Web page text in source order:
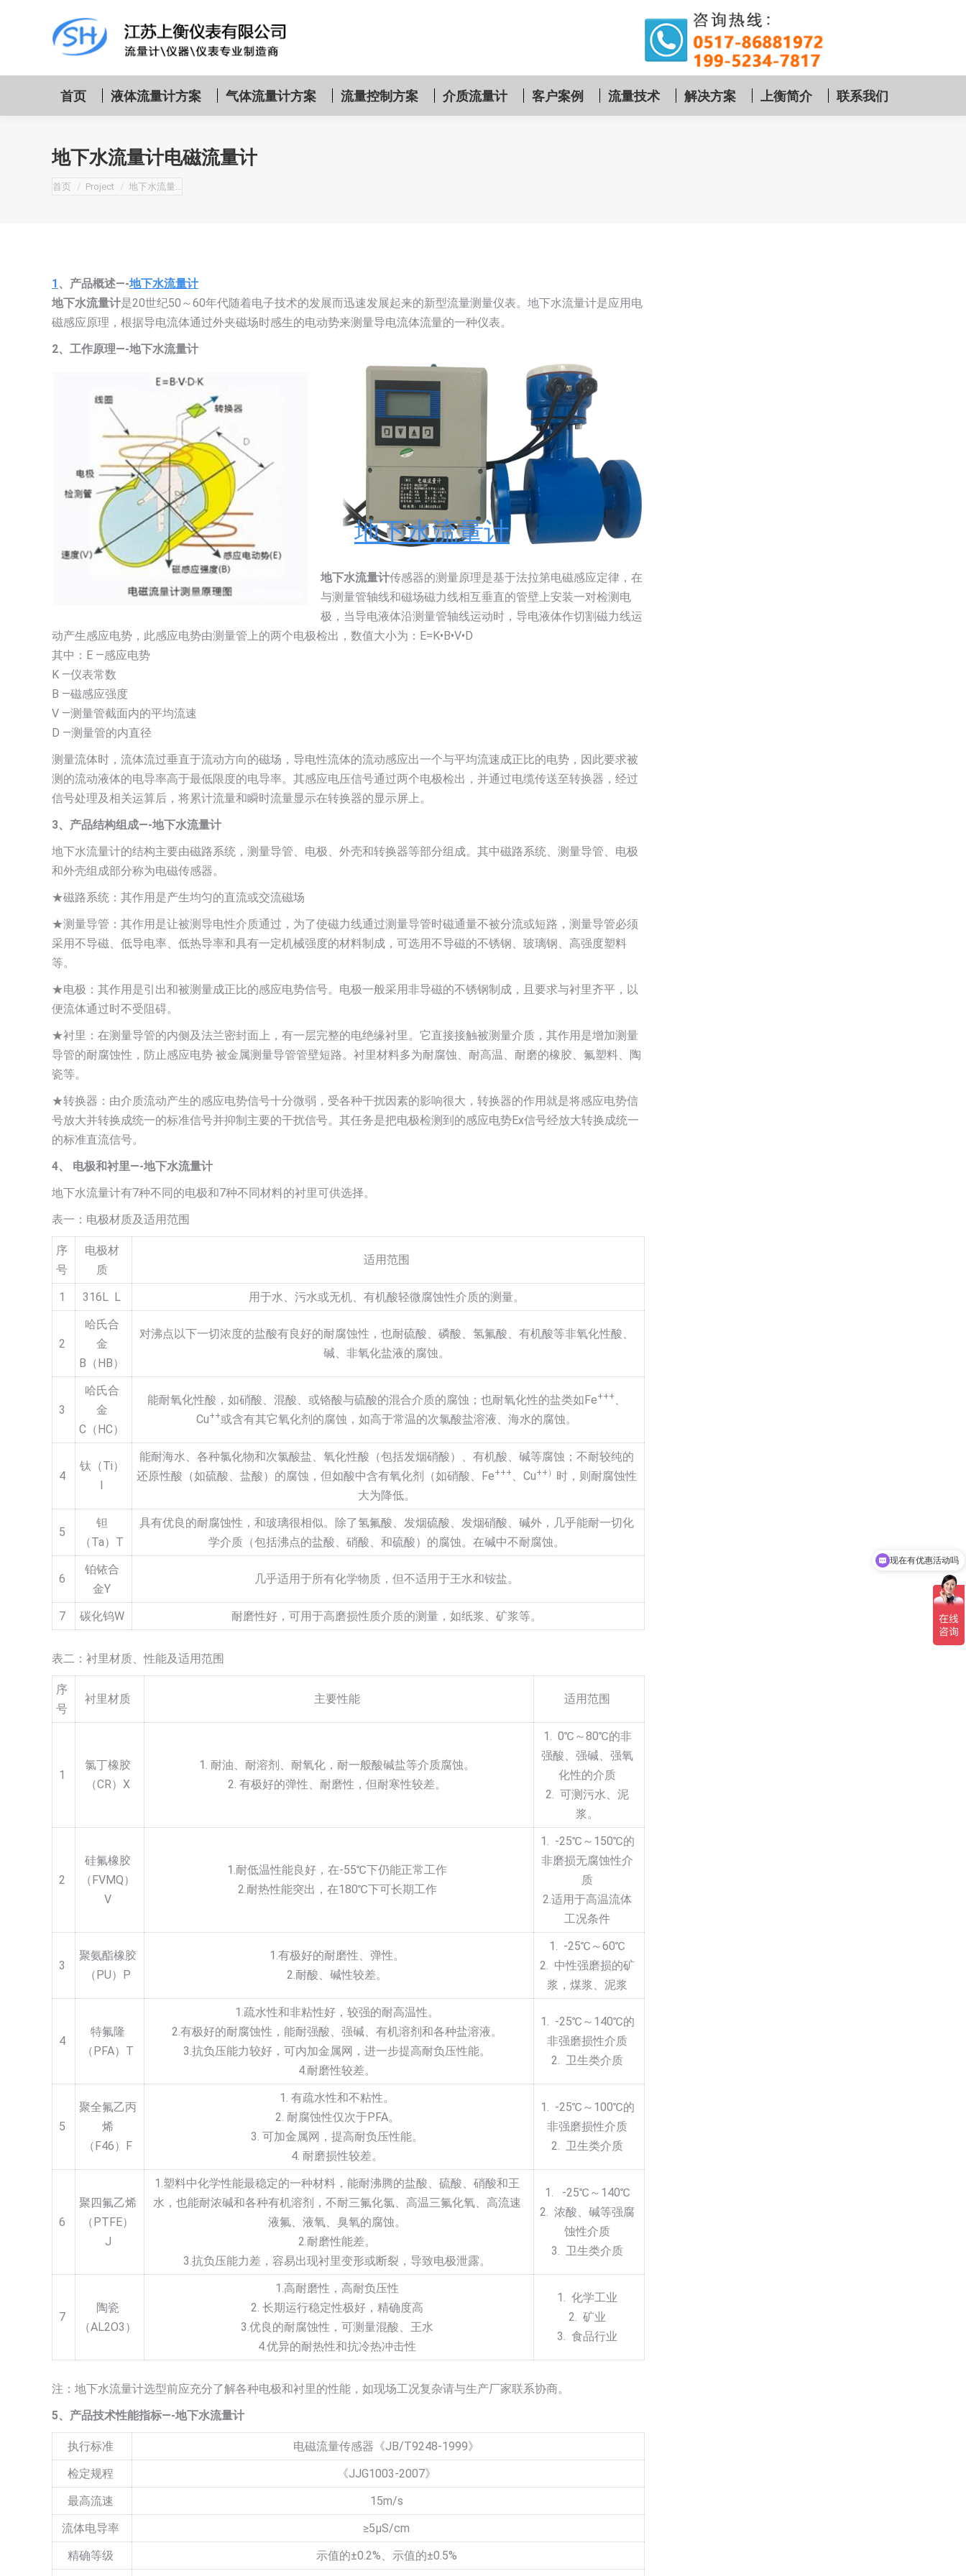
首页 液体流量计方案 气体流量计方案 流量控制方案 介质流量计 客户案例 流量技术 解决方案 上衡简介 联系我们
地下水流量计电磁流量计
您在这里：
首页 Project 地下水流量…
1 、产品概述—-地下水流量计
地下水流量计是20世纪50～60年代随着电子技术的发展而迅速发展起来的新型流量测量仪表。地下水流量计是应用电
磁感应原理，根据导电流体通过外夹磁场时感生的电动势来测量导电流体流量的一种仪表。
地下水流量计
2、工作原理—-地下水流量计
地下水流量计传感器的测量原理是基于法拉第电磁感应定律，在
与测量管轴线和磁场磁力线相互垂直的管壁上安装一对检测电
极，当导电液体沿测量管轴线运动时，导电液体作切割磁力线运
动产生感应电势，此感应电势由测量管上的两个电极检出，数值大小为：E=K•B•V•D
其中：E —感应电势
K —仪表常数
B —磁感应强度
V —测量管截面内的平均流速
D —测量管的内直径
测量流体时，流体流过垂直于流动方向的磁场，导电性流体的流动感应出一个与平均流速成正比的电势，因此要求被
测的流动液体的电导率高于最低限度的电导率。其感应电压信号通过两个电极检出，并通过电缆传送至转换器，经过
信号处理及相关运算后，将累计流量和瞬时流量显示在转换器的显示屏上。
3、产品结构组成—-地下水流量计
地下水流量计的结构主要由磁路系统，测量导管、电极、外壳和转换器等部分组成。其中磁路系统、测量导管、电极
和外壳组成部分称为电磁传感器。
★磁路系统：其作用是产生均匀的直流或交流磁场
★测量导管：其作用是让被测导电性介质通过，为了使磁力线通过测量导管时磁通量不被分流或短路，测量导管必须
采用不导磁、低导电率、低热导率和具有一定机械强度的材料制成，可选用不导磁的不锈钢、玻璃钢、高强度塑料
等。
★电极：其作用是引出和被测量成正比的感应电势信号。电极一般采用非导磁的不锈钢制成，且要求与衬里齐平，以
便流体通过时不受阻碍。
★衬里：在测量导管的内侧及法兰密封面上，有一层完整的电绝缘衬里。它直接接触被测量介质，其作用是增加测量
导管的耐腐蚀性，防止感应电势 被金属测量导管管壁短路。衬里材料多为耐腐蚀、耐高温、耐磨的橡胶、氟塑料、陶
瓷等。
★转换器：由介质流动产生的感应电势信号十分微弱，受各种干扰因素的影响很大，转换器的作用就是将感应电势信
号放大并转换成统一的标准信号并抑制主要的干扰信号。其任务是把电极检测到的感应电势Ex信号经放大转换成统一
的标准直流信号。
4、 电极和衬里—-地下水流量计
地下水流量计有7种不同的电极和7种不同材料的衬里可供选择。
表一：电极材质及适用范围
序
号
电极材
质
适用范围
1 316L L 用于水、污水或无机、有机酸轻微腐蚀性介质的测量。
2
哈氏合
金
B（HB）
对沸点以下一切浓度的盐酸有良好的耐腐蚀性，也耐硫酸、磷酸、氢氟酸、有机酸等非氧化性酸、
碱、非氧化盐液的腐蚀。
3
哈氏合
金
C（HC）
能耐氧化性酸，如硝酸、混酸、或铬酸与硫酸的混合介质的腐蚀；也耐氧化性的盐类如Fe+++ 、
Cu++或含有其它氧化剂的腐蚀，如高于常温的次氯酸盐溶液、海水的腐蚀。
4
钛（Ti）
能耐海水、各种氯化物和次氯酸盐、氧化性酸（包括发烟硝酸）、有机酸、碱等腐蚀；不耐较纯的
还原性酸（如硫酸、盐酸）的腐蚀，但如酸中含有氧化剂（如硝酸、Fe+++ 、Cu++ ）
时，则耐腐蚀性
大为降低。
5
钽
（Ta）T
具有优良的耐腐蚀性，和玻璃很相似。除了氢氟酸、发烟硫酸、发烟硝酸、碱外，几乎能耐一切化
学介质（包括沸点的盐酸、硝酸、和硫酸）的腐蚀。在碱中不耐腐蚀。
6
铂铱合
金Y
几乎适用于所有化学物质，但不适用于王水和铵盐。
7 碳化钨W 耐磨性好，可用于高磨损性质介质的测量，如纸浆、矿浆等。
表二：衬里材质、性能及适用范围
序
号
衬里材质 主要性能 适用范围
1
氯丁橡胶
（CR）X
1. 耐油、耐溶剂、耐氧化，耐一般酸碱盐等介质腐蚀。
2. 有极好的弹性、耐磨性，但耐寒性较差。
1. 0℃～80℃的非
强酸、强碱、强氧
化性的介质
2. 可测污水、泥
浆。
2
硅氟橡胶
（FVMQ）
V
1.耐低温性能良好，在-55℃下仍能正常工作
2.耐热性能突出，在180℃下可长期工作
1. -25℃～150℃的
非磨损无腐蚀性介
质
2.适用于高温流体
工况条件
3
聚氨酯橡胶
（PU）P
1.有极好的耐磨性、弹性。
2.耐酸、碱性较差。
1. -25℃～60℃
2. 中性强磨损的矿
浆，煤浆、泥浆
4
特氟隆
（PFA）T
1.疏水性和非粘性好，较强的耐高温性。
2.有极好的耐腐蚀性，能耐强酸、强碱、有机溶剂和各种盐溶液。
3.抗负压能力较好，可内加金属网，进一步提高耐负压性能。
4.耐磨性较差。
1. -25℃～140℃的
非强磨损性介质
2. 卫生类介质
5
聚全氟乙丙
烯
（F46）F
1. 有疏水性和不粘性。
2. 耐腐蚀性仅次于PFA。
3. 可加金属网，提高耐负压性能。
4. 耐磨损性较差。
1. -25℃～100℃的
非强磨损性介质
2. 卫生类介质
6
聚四氟乙烯
（PTFE）
J
1.塑料中化学性能最稳定的一种材料，能耐沸腾的盐酸、硫酸、硝酸和王
水，也能耐浓碱和各种有机溶剂，不耐三氟化氯、高温三氟化氧、高流速
液氟、液氧、臭氧的腐蚀。
2.耐磨性能差。
3.抗负压能力差，容易出现衬里变形或断裂，导致电极泄露。
1. -25℃～140℃
2. 浓酸、碱等强腐
蚀性介质
3. 卫生类介质
7
陶瓷
（AL2O3）
1.高耐磨性，高耐负压性
2. 长期运行稳定性极好，精确度高
3.优良的耐腐蚀性，可测量混酸、王水
4.优异的耐热性和抗冷热冲击性
1. 化学工业
2. 矿业
3. 食品行业
注：地下水流量计选型前应充分了解各种电极和衬里的性能，如现场工况复杂请与生产厂家联系协商。
5、产品技术性能指标—-地下水流量计
执行标准
电磁流量传感器《JB/T9248-1999》
检定规程
《JJG1003-2007》
最高流速
15m/s
流体电导率
≥5µS/cm
精确等级
示值的±0.2%、示值的±0.5%
可以介绍下你们的产品么